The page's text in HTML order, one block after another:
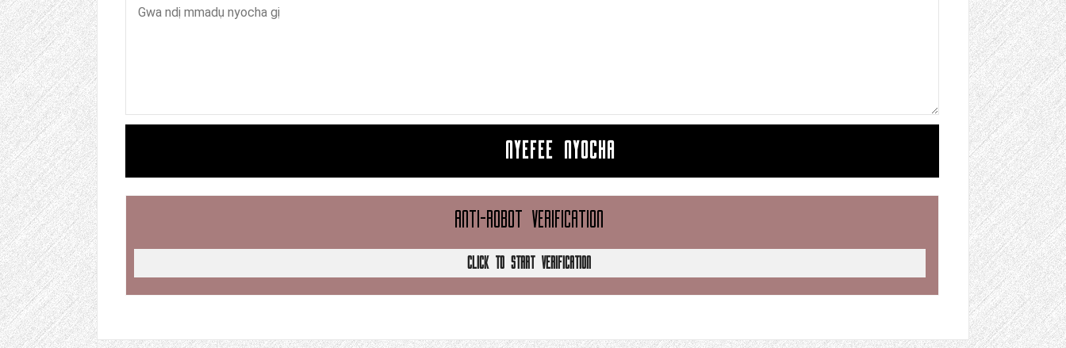
NYEFEE NYOCHA
ANTI-ROBOT VERIFICATION
CLICK TO START VERIFICATION